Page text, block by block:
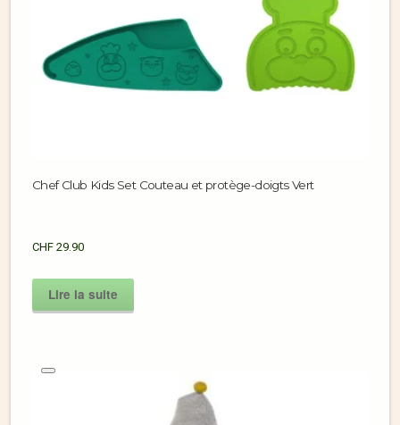
Chef Club Kids Set Couteau et protège-doigts Vert
CHF 29.90
Lire la suite